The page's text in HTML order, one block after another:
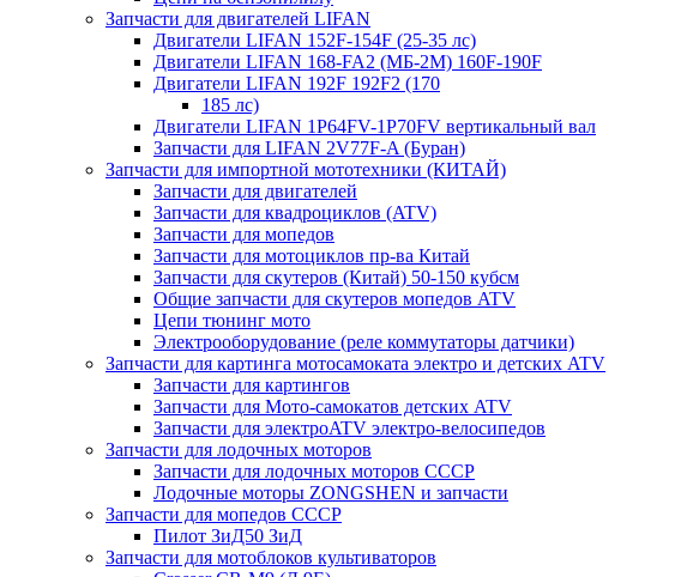
Запчасти для двигателей LIFAN
Двигатели LIFAN 152F-154F (25-35 лс)
Двигатели LIFAN 168-FA2 (МБ-2М) 160F-190F
Двигатели LIFAN 192F 192F2 (170
185 лс)
Двигатели LIFAN 1Р64FV-1Р70FV вертикальный вал
Запчасти для LIFAN 2V77F-A (Буран)
Запчасти для импортной мототехники (КИТАЙ)
Запчасти для двигателей
Запчасти для квадроциклов (ATV)
Запчасти для мопедов
Запчасти для мотоциклов пр-ва Китай
Запчасти для скутеров (Китай) 50-150 кубсм
Общие запчасти для скутеров мопедов ATV
Цепи тюнинг мото
Электрооборудование (реле коммутаторы датчики)
Запчасти для картинга мотосамоката электро и детских ATV
Запчасти для картингов
Запчасти для Мото-самокатов детских ATV
Запчасти для электроATV электро-велосипедов
Запчасти для лодочных моторов
Запчасти для лодочных моторов СССР
Лодочные моторы ZONGSHEN и запчасти
Запчасти для мопедов СССР
Пилот ЗиД50 ЗиД
Запчасти для мотоблоков культиваторов